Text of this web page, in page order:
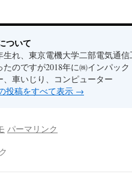
ついて
生れ、東京電機大学二部電気通
たのですが2018年に㈱インパッ
、車いじり、コンピューター
投稿をすべて表示 →
パーマリンク